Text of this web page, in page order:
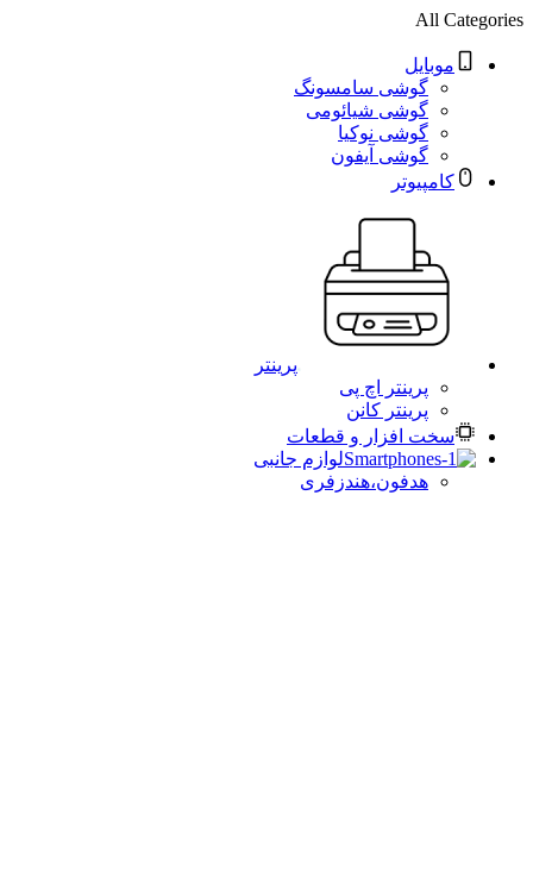
All Categories
موبایل
گوشی سامسونگ
گوشی شیائومی
گوشی نوکیا
گوشی آیفون
کامپیوتر
پرینتر
پرینتر اچ پی
پرینتر کانن
سخت افزار و قطعات
لوازم جانبی
هدفون،هندزفری